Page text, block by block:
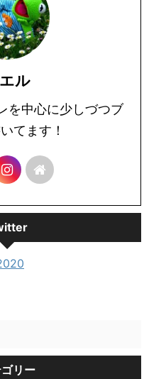
ル
を中心に少しづつブ
てます！
リー